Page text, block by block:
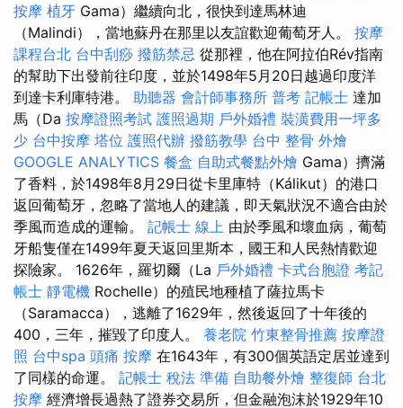
按摩 植牙 Gama）繼續向北，很快到達馬林迪
（Malindi），當地蘇丹在那里以友誼歡迎葡萄牙人。 按摩
課程台北 台中刮痧 撥筋禁忌 從那裡，他在阿拉伯Rév指南
的幫助下出發前往印度，並於1498年5月20日越過印度洋
到達卡利庫特港。 助聽器 會計師事務所 普考 記帳士 達加
馬（Da 按摩證照考試 護照過期 戶外婚禮 裝潢費用一坪多
少 台中按摩 塔位 護照代辦 撥筋教學 台中 整骨 外燴
GOOGLE ANALYTICS 餐盒 自助式餐點外燴 Gama）擠滿
了香料，於1498年8月29日從卡里庫特（Kálikut）的港口
返回葡萄牙，忽略了當地人的建議，即天氣狀況不適合由於
季風而造成的運輸。 記帳士 線上 由於季風和壞血病，葡萄
牙船隻僅在1499年夏天返回里斯本，國王和人民熱情歡迎
探險家。 1626年，羅切爾（La 戶外婚禮 卡式台胞證 考記
帳士 靜電機 Rochelle）的殖民地種植了薩拉馬卡
（Saramacca），逃離了1629年，然後返回了十年後的
400，三年，摧毀了印度人。 養老院 竹東整骨推薦 按摩證
照 台中spa 頭痛 按摩 在1643年，有300個英語定居並達到
了同樣的命運。 記帳士 稅法 準備 自助餐外燴 整復師 台北
按摩 經濟增長過熱了證券交易所，但金融泡沫於1929年10